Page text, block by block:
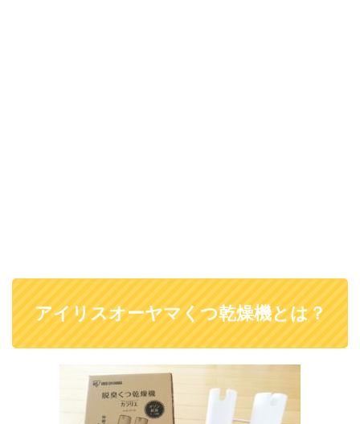
アイリスオーヤマくつ乾燥機とは？